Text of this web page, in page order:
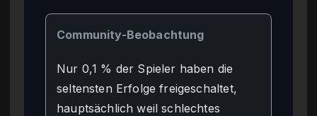
Community-Beobachtung
Nur 0,1 % der Spieler haben die
seltensten Erfolge freigeschaltet,
hauptsächlich weil schlechtes